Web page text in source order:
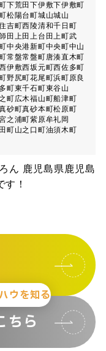
下荒田下伊敷下伊敷町
松陽台町城山城山
吉町西陵清和千日町
田上田上台 田上町武
中央港新町中央町中山
常盤常盤町唐湊直木町
伊敷西坂元町西佐多町
野尻町花尾町浜町原良
町東千石町東谷山
町広木福山町船津町
砂町真砂本町松原町
之浦町紫原牟礼岡
町山之口町油須木町
ん 鹿児島県鹿児島
！
ウを知る
ちら